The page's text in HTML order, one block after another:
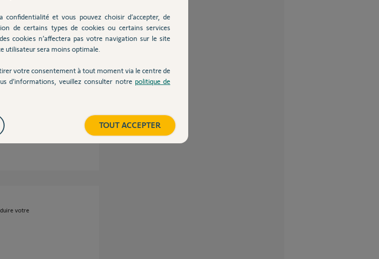
14
votre
et vous pouvez choisir d’accepter, de
de certains types de cookies ou certains services
cookies n’affectera pas votre navigation sur le site
utilisateur sera moins optimale.
votre consentement à tout moment via le centre de
d’informations, veuillez consulter notre politique de
TOUT ACCEPTER